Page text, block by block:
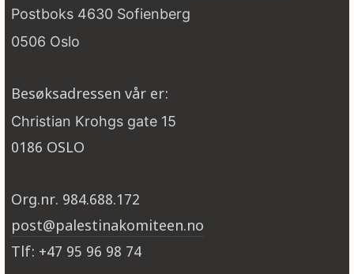
Postboks 4630 Sofienberg
0506 Oslo
Besøksadressen vår er:
Christian Krohgs gate 15
0186 OSLO
Org.nr. 984.688.172
post@palestinakomiteen.no
Tlf: +47 95 96 98 74